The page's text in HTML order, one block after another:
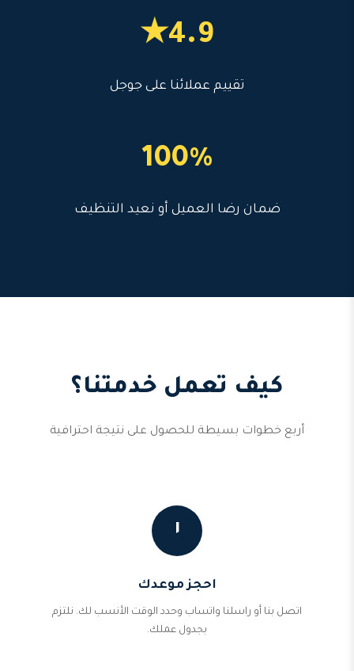
4.9★
تقييم عملائنا على جوجل
100%
ضمان رضا العميل أو نعيد التنظيف
كيف تعمل خدمتنا؟
أربع خطوات بسيطة للحصول على نتيجة احترافية
١
احجز موعدك
اتصل بنا أو راسلنا واتساب وحدد الوقت الأنسب لك. نلتزم
بجدول عملك.